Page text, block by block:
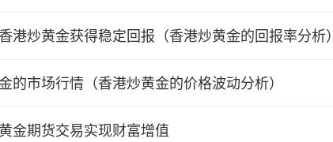
港炒黄金获得稳定回报（香港炒黄金的回报率分析）
的市场行情（香港炒黄金的价格波动分析）
金期货交易实现财富增值